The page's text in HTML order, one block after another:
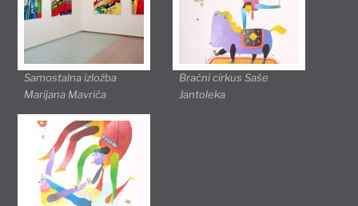
Samostalna izložba
Marijana Mavrića
Bračni cirkus Saše
Jantoleka